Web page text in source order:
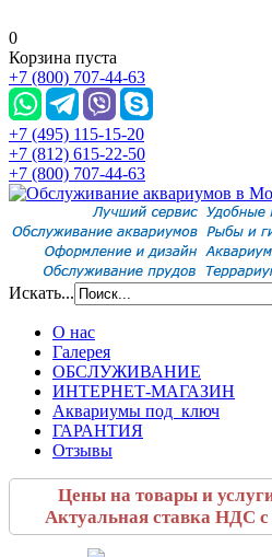
0
Корзина пуста
+7 (800) 707-44-63
+7 (495) 115-15-20
+7 (812) 615-22-50
+7 (800) 707-44-63
Искать...
О нас
Галерея
ОБСЛУЖИВАНИЕ
ИНТЕРНЕТ-МАГАЗИН
Аквариумы под ключ
ГАРАНТИЯ
Отзывы
Цены на товары и
Актуальная ставка НДС с